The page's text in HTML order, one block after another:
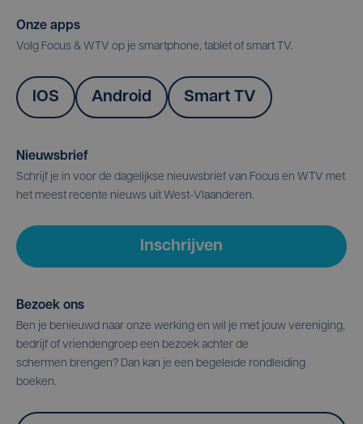
Onze apps
Volg Focus & WTV op je smartphone, tablet of smart TV.
IOS Android Smart TV
Nieuwsbrief
Schrijf je in voor de dagelijkse nieuwsbrief van Focus en WTV met
het meest recente nieuws uit West-Vlaanderen.
Inschrijven
Bezoek ons
Ben je benieuwd naar onze werking en wil je met jouw vereniging,
bedrijf of vriendengroep een bezoek achter de
schermen brengen? Dan kan je een begeleide rondleiding
boeken.